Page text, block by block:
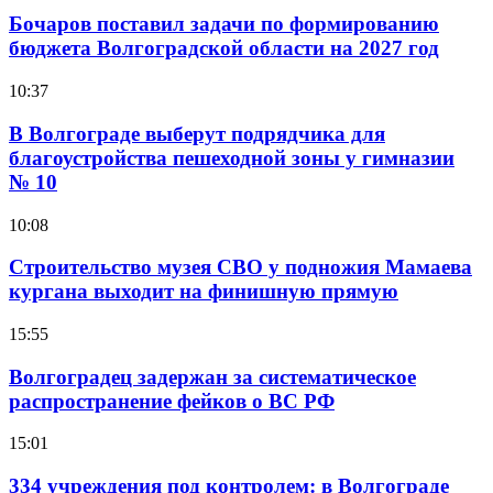
Бочаров поставил задачи по формированию
бюджета Волгоградской области на 2027 год
10:37
В Волгограде выберут подрядчика для
благоустройства пешеходной зоны у гимназии
№ 10
10:08
Строительство музея СВО у подножия Мамаева
кургана выходит на финишную прямую
15:55
Волгоградец задержан за систематическое
распространение фейков о ВС РФ
15:01
334 учреждения под контролем: в Волгограде